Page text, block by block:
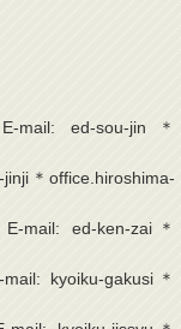
mail: ed-sou-jin＊
＊office.hiroshima-
mail: ed-ken-zai＊
kyoiku-gakusi＊